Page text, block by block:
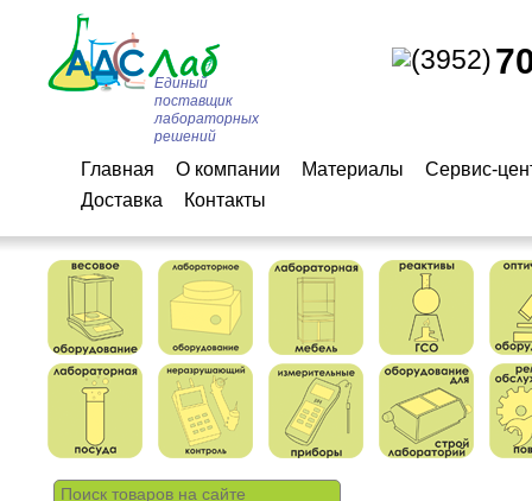
(3952)
Единый
поставщик
лабораторных
решений
Главная О компании Материалы
Сервис-
Доставка
Контакты